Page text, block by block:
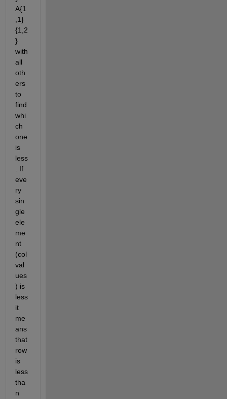
A{1
,1}
{1,2
}
with
all
oth
ers
to
find
whi
ch
one
is
less
. If
eve
ry
sin
gle
ele
me
nt
(col
val
ues
) is
less
it
me
ans
that
row
is
less
tha
n